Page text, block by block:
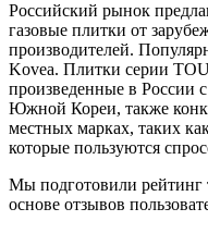
Российский рынок
газовые плитки от
производителей.
Kovea. Плитки серии
произведенные в России
Южной Кореи, также
местных марках, таких
которые пользуются
Мы подготовили рейтинг
основе отзывов